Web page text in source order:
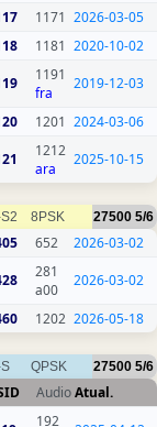
1171 2026-03-05
1181 2020-10-02
1191
fra
2019-12-03
1201 2024-03-06
1212
ara
2025-10-15
8PSK 27500 5/6
652
2026-03-02
281
a00
2026-03-02
1202 2026-05-18
QPSK 27500 5/6
AudioAtual.
192